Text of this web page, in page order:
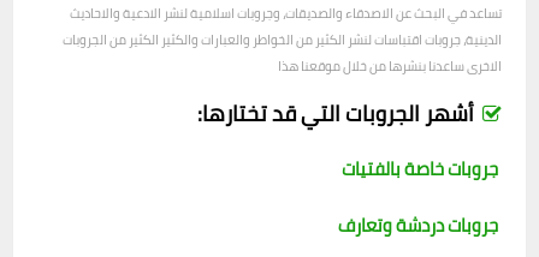
تساعد في البحث عن الاصدقاء والصديقات، وجروبات اسلامية لنشر الادعية والاحاديث
الدينية، جروبات اقتباسات لنشر الكثير من الخواطر والعبارات والكثير الكثير من الجروبات
الاخرى ساعدنا بنشرها من خلال موقعنا هذا
أشهر الجروبات التي قد تختارها:
جروبات خاصة بالفتيات
جروبات دردشة وتعارف